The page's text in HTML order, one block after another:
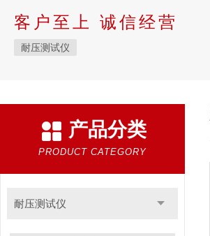
客户至上 诚信经营
耐压测试仪
产品分类
PRODUCT CATEGORY
耐压测试仪